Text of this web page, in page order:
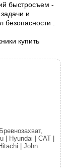
быстросъем -
и
.
купить
Hyundai | CAT |
| John